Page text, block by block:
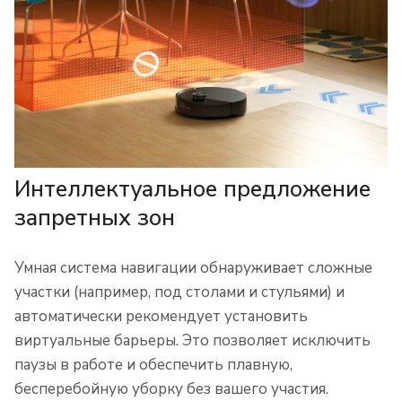
Интеллектуальное предложение
запретных зон
Умная система навигации обнаруживает сложные
участки (например, под столами и стульями) и
автоматически рекомендует установить
виртуальные барьеры. Это позволяет исключить
паузы в работе и обеспечить плавную,
бесперебойную уборку без вашего участия.